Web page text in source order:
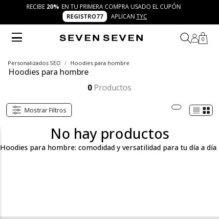
RECIBE 20% EN TU PRIMERA COMPRA USADO EL CUPÓN
REGISTRO77
APLICAN TYC
0
Personalizados SEO Hoodies para hombre
Hoodies para hombre
0 Productos
Mostrar Filtros
No hay productos
Hoodies para hombre: comodidad y versatilidad para tu día a día
salida rápida con amigos, los hoodies son perfectos para